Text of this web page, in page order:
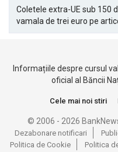
Coletele extra-UE sub 150
vamala de trei euro pe
Informațiile despre cursul
oficial al Băncii
Cele mai noi stiri
© 2006 - 2026
Dezabonare notificari
Politica de Cookie
Politica